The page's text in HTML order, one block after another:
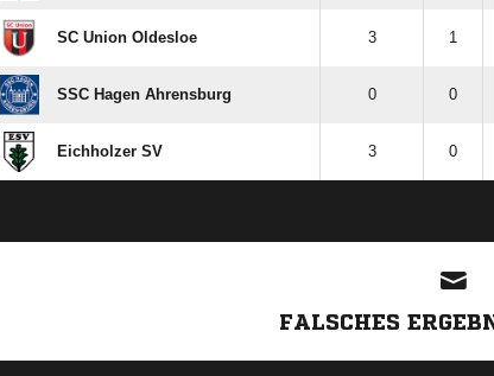
SC Union Oldesloe 3 1
SSC Hagen Ahrensburg 0 0
Eichholzer SV 3 0
FALSCHES